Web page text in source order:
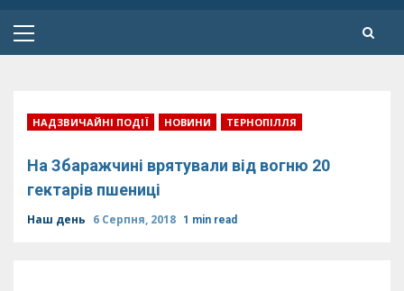
Primary
НАДЗВИЧАЙНІ ПОДІЇ НОВИНИ ТЕРНОПІЛЛЯ
На Збаражчині врятували від вогню 20
гектарів пшениці
Наш день 6 Серпня, 2018 1 min read